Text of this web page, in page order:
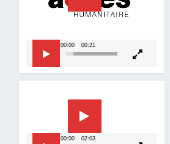
00:00 00:21
00:00 02:03